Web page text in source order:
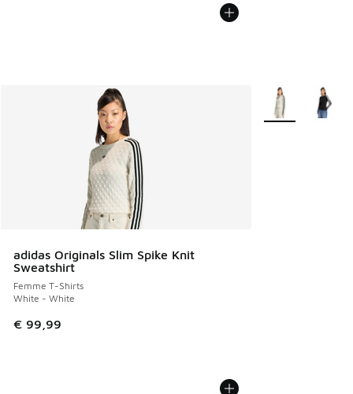
adidas Originals Slim Spike Knit
Sweatshirt
Femme T-Shirts
White - White
€ 99,99
Plus de couleurs